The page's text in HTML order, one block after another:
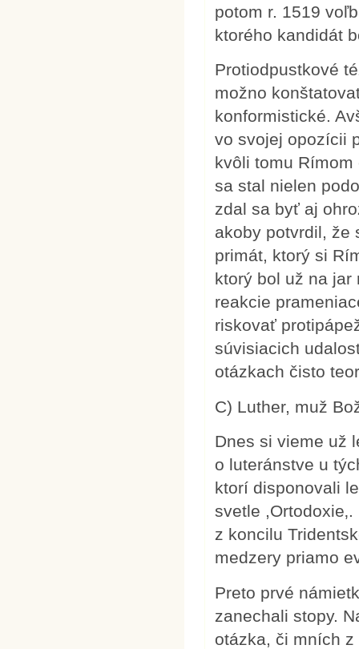
potom r. 1519
ktorého kandidát
Protiodpustkové
možno
konformistické.
vo svojej opozícii
kvôli tomu
sa stal nielen
zdal sa byť aj
akoby potvrdil, že
primát, ktorý si
ktorý bol už na jar
reakcie
riskovať
súvisiacich
otázkach čisto
C) Luther, muž
Dnes si vieme už
o luteránstve u
ktorí disponovali
svetle
z koncilu
medzery priamo
Preto prvé
zanechali stopy.
otázka, či mních